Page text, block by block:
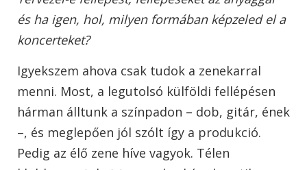
és ha igen, hol, milyen formában képzeled el a
koncerteket?
Igyekszem ahova csak tudok a zenekarral
menni. Most, a legutolsó külföldi fellépésen
hárman álltunk a színpadon – dob, gitár, ének
–, és meglepően jól szólt így a produkció.
Pedig az élő zene híve vagyok. Télen